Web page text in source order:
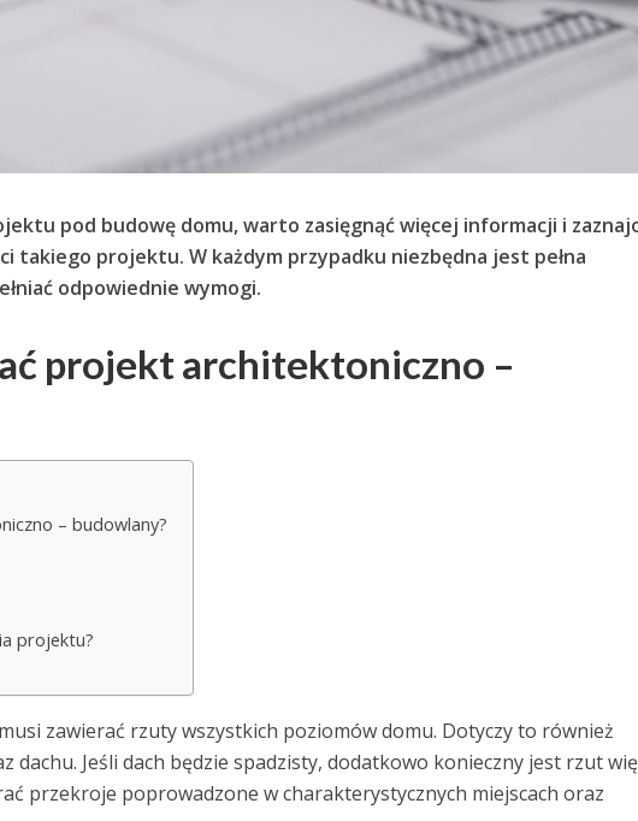
pod budowę domu, warto zasięgnąć więcej informacji i
takiego projektu. W każdym przypadku niezbędna jest pełna
odpowiednie wymogi.
projekt architektoniczno –
– budowlany?
projektu?
zawierać rzuty wszystkich poziomów domu. Dotyczy to również
Jeśli dach będzie spadzisty, dodatkowo konieczny jest rzut
przekroje poprowadzone w charakterystycznych miejscach oraz